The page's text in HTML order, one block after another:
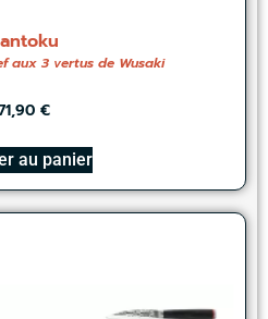
aux 3 vertus de Wusaki
€
au panier